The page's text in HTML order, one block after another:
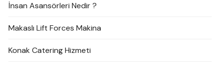
İnsan Asansörleri Nedir ?
Makaslı Lift Forces Makina
Konak Catering Hizmeti